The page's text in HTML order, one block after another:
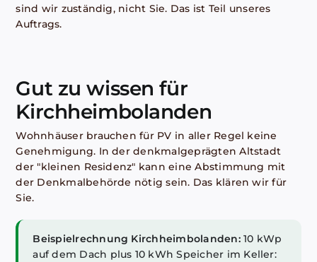
sind wir zuständig, nicht Sie. Das ist Teil unseres
Auftrags.
Gut zu wissen für
Kirchheimbolanden
Wohnhäuser brauchen für PV in aller Regel keine
Genehmigung. In der denkmalgeprägten Altstadt
der "kleinen Residenz" kann eine Abstimmung mit
der Denkmalbehörde nötig sein. Das klären wir für
Sie.
Beispielrechnung Kirchheimbolanden:10 kWp
auf dem Dach plus 10 kWh Speicher im Keller: